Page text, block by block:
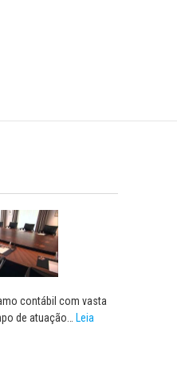
contábil com vasta
de atuação… Leia